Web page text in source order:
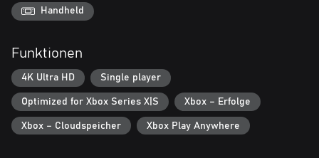
Talentbäume. Dir stehen Hunderte Aufwertungen für Fertigkeiten
und den Kampf zu Verfügung. Stelle mächtige Waffen und
sterben und schneller zu töten.
Du hast keine Erfahrung mit Action-RPGs oder Soulslike-Spielen?
Kein Problem! Du kannst den Schwierigkeitsgrad in den
Einstellungen ganz einfach an dein Fertigkeitsniveau anpassen.
Handheld
Funktionen
4K Ultra HD Single player
Optimized for Xbox Series X|S Xbox – Erfolge
Xbox – Cloudspeicher Xbox Play Anywhere